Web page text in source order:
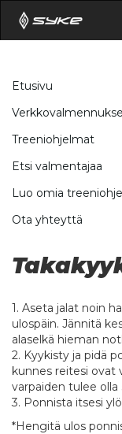
Etusivu
Treeniohjelmat
Etsi valmentajaa
Luo omia
Ota yhteyttä
1. Aseta jalat noin
ulospäin. Jännitä
alaselkä hieman
2. Kyykisty ja pidä
kunnes reitesi ovat
varpaiden tulee olla
3. Ponnista itsesi
*Hengitä ulos